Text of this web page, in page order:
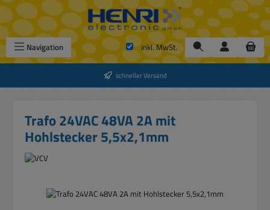
Zum Hauptinhalt springen
Navigation inkl. MwSt.
schneller Versand
Trafo 24VAC 48VA 2A mit
Hohlstecker 5,5x2,1mm